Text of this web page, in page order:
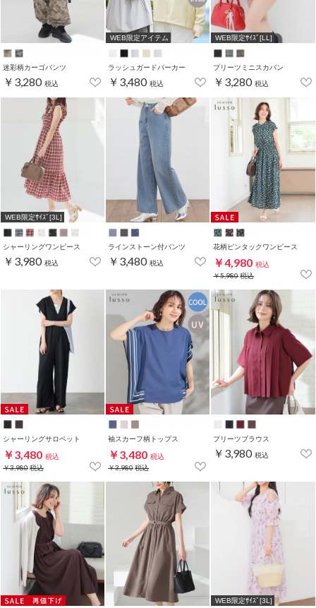
迷彩柄カーゴパンツ
￥3,280 税込
WEB限定アイテム
ラッシュガードパーカー
￥3,480 税込
WEB限定ｻｲｽﾞ[LL]
プリーツミニスカパン
￥3,280 税込
WEB限定ｻｲｽﾞ[3L]
シャーリングワンピース
￥3,980 税込
ラインストーン付パンツ
￥3,480 税込
花柄ピンタックワンピース
￥4,980 税込
￥5,980税込
シャーリングサロペット
￥3,480 税込
￥3,980税込
袖スカーフ柄トップス
￥3,480 税込
￥3,980税込
プリーツブラウス
￥3,980 税込
WEB限定ｻｲｽﾞ[3L]